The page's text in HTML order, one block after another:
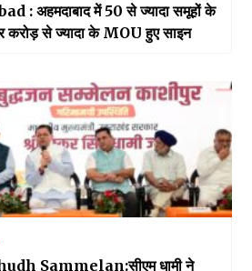
: अहमदाबाद में 50 से ज्यादा समूहों के
करोड़ से ज्यादा के MOU हुए साइन
Sammelan:सीएम धामी ने